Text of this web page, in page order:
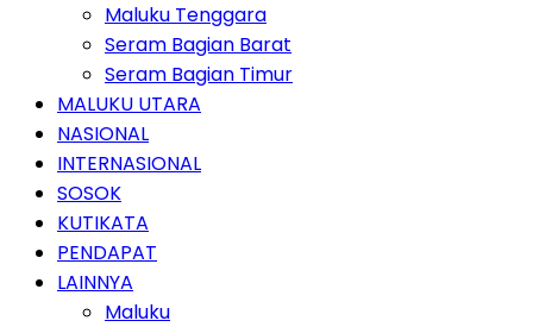
Maluku Tenggara
Seram Bagian Barat
Seram Bagian Timur
MALUKU UTARA
NASIONAL
INTERNASIONAL
SOSOK
KUTIKATA
PENDAPAT
LAINNYA
Maluku